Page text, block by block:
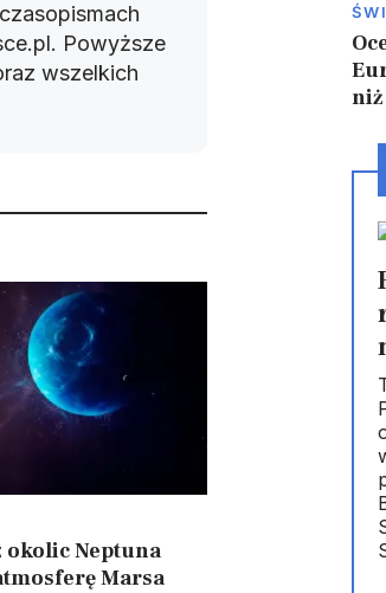
Powyższe
wszelkich
okolic Neptuna
Marsa
niż